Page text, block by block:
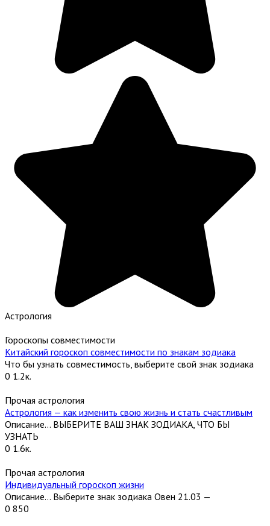
Астрология
Гороскопы совместимости
Китайский гороскоп совместимости по знакам зодиака
Что бы узнать совместимость, выберите свой знак зодиака
0 1.2к.
Прочая астрология
Астрология — как изменить свою жизнь и стать счастливым
Описание… ВЫБЕРИТЕ ВАШ ЗНАК ЗОДИАКА, ЧТО БЫ
УЗНАТЬ
0 1.6к.
Прочая астрология
Индивидуальный гороскоп жизни
Описание… Выберите знак зодиака Овен 21.03 —
0 850